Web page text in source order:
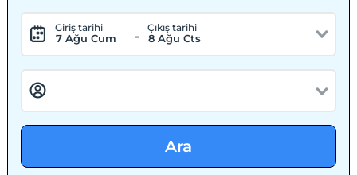
Giriş tarihi
7 Ağu Cum -
Çıkış tarihi
8 Ağu Cts
Ara